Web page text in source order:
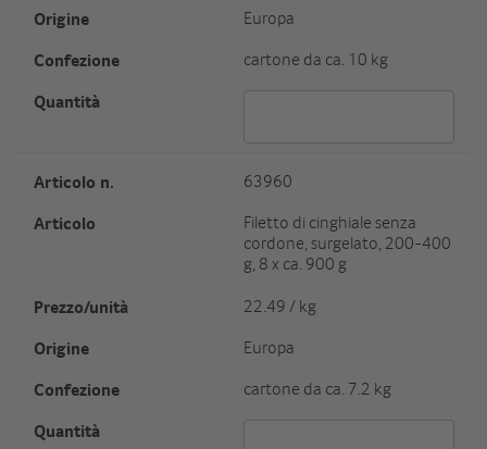
Herkunft
Europa
Verpackungseinheit/Gewicht
cartone da ca. 10 kg
Artikel Nr.
63960
Artikel
Filetto di cinghiale senza
cordone, surgelato, 200-400
g, 8 x ca. 900 g
Preis/Einheit
22.49 / kg
Herkunft
Europa
Verpackungseinheit/Gewicht
cartone da ca. 7.2 kg